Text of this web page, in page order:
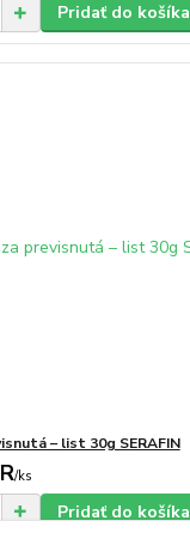
Pridať do košíka
– list 30g SERAFIN
/ks
Pridať do košíka